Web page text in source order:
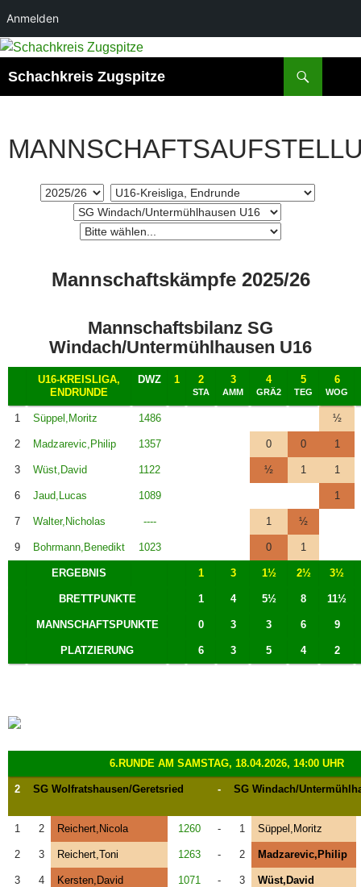
Anmelden
Zum
springen
Schachkreis Zugspitze
Mannschaftskämpfe 2025/26
Mannschaftsbilanz SG
Windach/Untermühlhausen U16
U16-KREISLIGA,
ENDRUNDE
DWZ 1 2
STA
3
AMM
4
GRÄ2
5
TEG
6
WOG
1 Süppel,Moritz 1486 ½
2 Madzarevic,Philip 1357 0 0 1
3 Wüst,David 1122 ½ 1 1
6 Jaud,Lucas 1089 1
7 Walter,Nicholas ---- 1 ½
9 Bohrmann,Benedikt 1023 0 1
ERGEBNIS 1 3 1½ 2½ 3½
BRETTPUNKTE 1 4 5½ 8 11½
MANNSCHAFTSPUNKTE 0 3 3 6 9
PLATZIERUNG 6 3 5 4 2
6.RUNDE AM SAMSTAG, 18.04.2026, 14:00 UHR
2 SG Wolfratshausen/Geretsried - SG Windach/
1 2 Reichert,Nicola 1260 - 1 Süppel,Moritz
2 3 Reichert,Toni 1263 - 2 Madzarevic,Philip
3 4 Kersten,David 1071 - 3 Wüst,David